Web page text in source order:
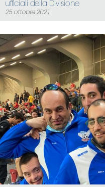
ufficiali della Divisione
25 ottobre 2021